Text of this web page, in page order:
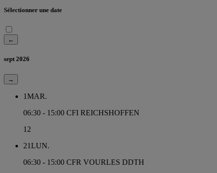
Sélectionner une date
←
sept 2026
→
1MAR.
06:30 - 15:00 CFI REICHSHOFFEN
12
21LUN.
06:30 - 15:00 CFR VOURLES DDTH